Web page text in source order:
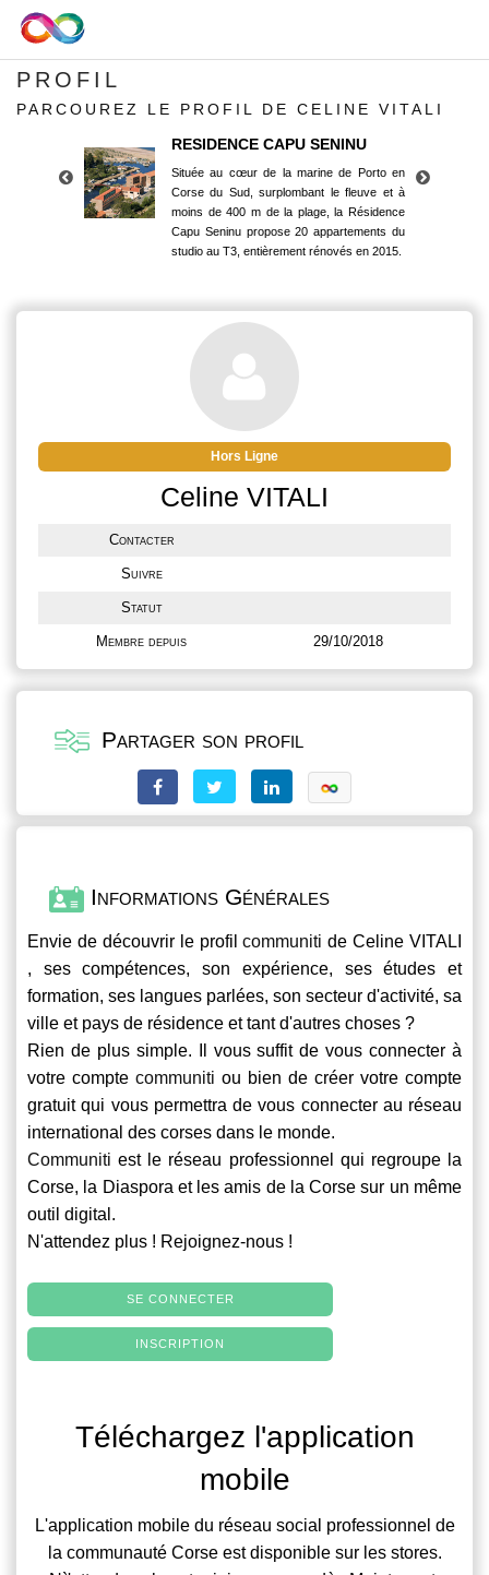
PROFIL
PARCOUREZ LE PROFIL DE CELINE VITALI
RESIDENCE CAPU SENINU
Située au cœur de la marine de Porto en
Corse du Sud, surplombant le fleuve et à
moins de 400 m de la plage, la Résidence
Capu Seninu propose 20 appartements du
studio au T3, entièrement rénovés en 2015.
Corse du Sud, surplombant le fleuve et à
moins de 400 m de la plage, la Résidence
Capu Seninu propose 20 appartements du
studio au T3, entièrement rénovés en 2015.
Hors Ligne
Celine VITALI
Contacter
Suivre
Statut
Membre depuis 29/10/2018
Partager son profil
Informations Générales
Envie de découvrir le profilcommuniti de Celine VITALI
, ses compétences, son expérience, ses études et
formation, ses langues parlées, son secteur d'activité, sa
ville et pays de résidence et tant d'autres choses ?
Rien de plus simple. Il vous suffit de vous connecter à
votre compte communiti ou bien de créer votre compte
gratuit qui vous permettra de vous connecter au réseau
international des corses dans le monde.
Communiti est le réseau professionnel qui regroupe la
Corse, la Diaspora et les amis de la Corse sur un même
outil digital.
N'attendez plus ! Rejoignez-nous !
SE CONNECTER
INSCRIPTION
Téléchargez l'application
mobile
L'application mobile du réseau social professionnel de
la communauté Corse est disponible sur les stores.